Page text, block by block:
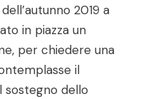
2019 a
in piazza un
per chiedere una
il
sostegno dello